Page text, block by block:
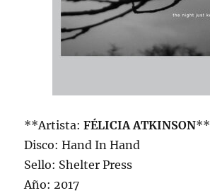
**Artista:FÉLICIA ATKINSON**
Disco: Hand In Hand
Sello: Shelter Press
Año: 2017